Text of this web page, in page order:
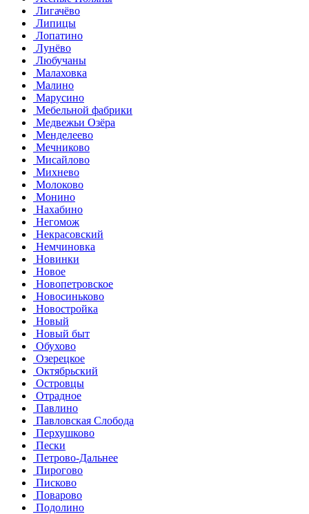
Лигачёво
Липицы
Лопатино
Лунёво
Любучаны
Малаховка
Малино
Марусино
Мебельной фабрики
Медвежьи Озёра
Менделеево
Мечниково
Мисайлово
Михнево
Молоково
Монино
Нахабино
Негомож
Некрасовский
Немчиновка
Новинки
Новое
Новопетровское
Новосиньково
Новостройка
Новый
Новый быт
Обухово
Озерецкое
Октябрьский
Островцы
Отрадное
Павлино
Павловская Слобода
Перхушково
Пески
Петрово-Дальнее
Пирогово
Писково
Поварово
Подолино